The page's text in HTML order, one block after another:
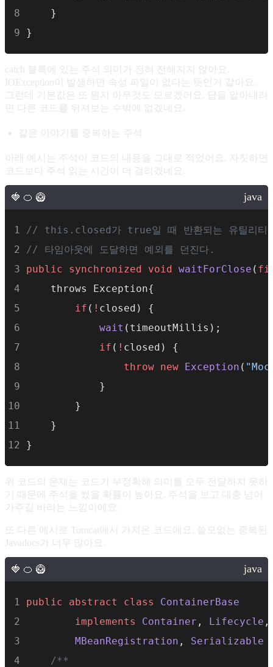
    }
}
catch 블록에 있는 주석 의미가 전혀 전해지지 않아요.
IOException이 발생하면 속성 파일이 없다는 뜻인거 같아요.
그런데 기본값은 또 뭔지 아무것도 모르겠어요. 답을 알아내려
면 다른 코드를 뒤져보는 수밖에 없겠네요.
같은 이야기를 중복하는 주석
아래 예시는 주석이 코드의 내용을 그대로 적었어요. 자칫하면
코드보다 주석 읽는 시간이 더 걸리겠네요.
// this.closed가 true일 때 반환되는 유틸리티
// 타임아웃에 도달하면﻿ 예외를﻿ 던진다.
public
synchronized void waitForClose (
    throws﻿ Exception{
if ( ! closed) {
wait (timeoutMillis);
if ( ! closed) {
throw new Exception (
            }
        }
    }
}
위 코드의 문제는 코드가 부정확해 의미를 모두 전달하지 못하
기 때문에 주석을 썼을 확률이 높아요. 주석을 보고 대충 넘어
가주길 바라는 느낌이에요.
또 다른 예시로 Tomcat에서 가져온 코드에요. 쓸모없는 중복된
Javadocs가 너무 많아요.
public abstract class
ContainerBase
implements
Container , Lifecycle
MBeanRegistration , Serializable
    /**